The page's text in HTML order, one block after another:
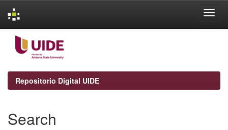
navigation
Repositorio Digital UIDE
Search